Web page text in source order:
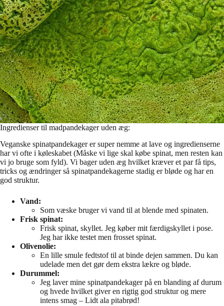
Ingredienser til madpandekager uden æg:
Veganske spinatpandekager er super nemme at lave og ingredienserne
har vi ofte i køleskabet (Måske vi lige skal købe spinat, men resten kan
vi jo bruge som fyld). Vi bager uden æg hvilket kræver et par få tips,
tricks og ændringer så spinatpandekagerne stadig er bløde og har en
god struktur.
Vand:
Som væske bruger vi vand til at blende med spinaten.
Frisk spinat:
Frisk spinat, skyllet. Jeg køber mit færdigskyllet i pose.
Jeg har ikke testet men frosset spinat.
Olivenolie:
En lille smule fedtstof til at binde dejen sammen. Du kan
udelade men det gør dem ekstra lækre og bløde.
Durummel:
Jeg laver mine spinatpandekager på en blanding af durum
og hvede hvilket giver en rigtig god struktur og mere
intens smag – Lidt ala pitabrød!